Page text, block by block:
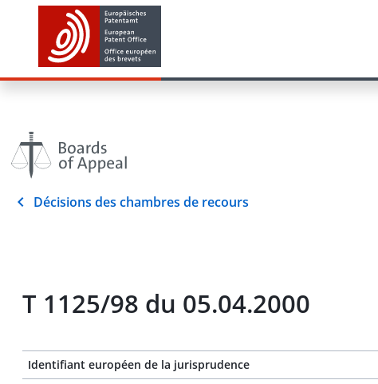
Décisions des chambres de recours
T 1125/98 du 05.04.2000
Identifiant européen de la jurisprudence